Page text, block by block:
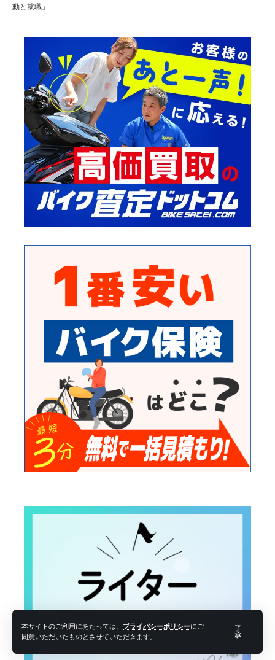
本サイトのご利用にあたっては、 プライバシーポリシーにご
同意いただいたものとさせていただきます。
了
承
動と就職」